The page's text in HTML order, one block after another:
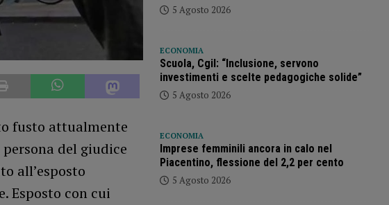
fusto attualmente
del giudice
all’esposto
Esposto con cui
5 Agosto 2026
ECONOMIA
Scuola, Cgil: “Inclusione, servono
investimenti e scelte pedagogiche solide”
5 Agosto 2026
ECONOMIA
Imprese femminili ancora in calo nel
Piacentino, flessione del 2,2 per cento
5 Agosto 2026